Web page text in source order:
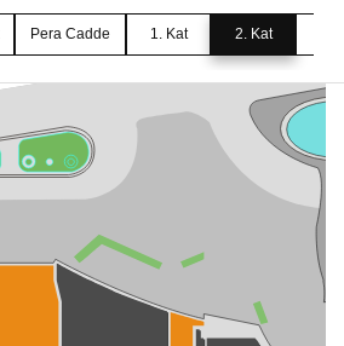
Pera Cadde 1. Kat 2. Kat